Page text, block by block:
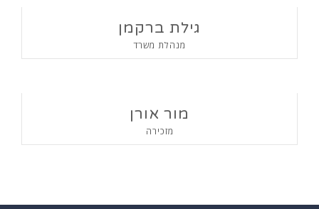
גילת ברקמן
מנהלת משרד
מור אורן
מזכירה